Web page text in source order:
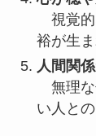
視覚的
裕が生ま
人間関
無理な
い人と